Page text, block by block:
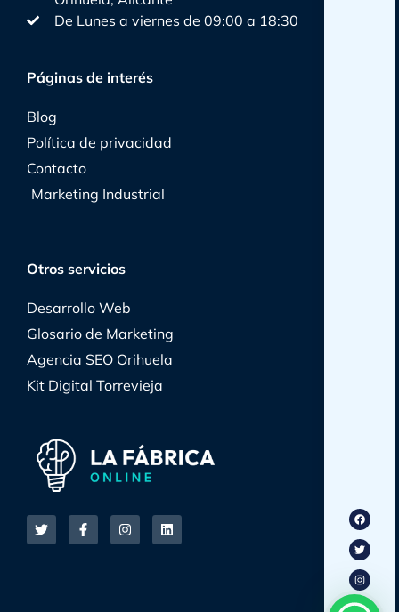
Otros servicios
Desarrollo Web
Glosario de Marketing
Agencia SEO Orihuela
Kit Digital Torrevieja
Páginas de interés
Blog
Política de privacidad
Contacto
Marketing Industrial
De Lunes a viernes de 09:00 a 18:30